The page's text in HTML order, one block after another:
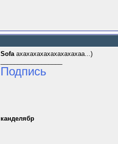
Sofaахахахахахахахахахаа...)
Подпись
канделябр